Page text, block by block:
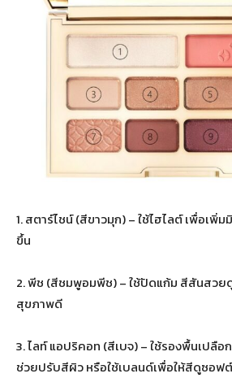
1. สตาร์ไชน์ (สีขาวมุก) – ใช้ไฮไลต์ เพื่อเพิ่
ขึ้น
2. พีช (สีชมพูอมพีช) – ใช้ปัดแก้ม สีสันสวย
สุขภาพดี
3. ไลท์ แอปริคอท (สีเบจ) – ใช้รองพื้นเปลื
ช่วยปรับสีผิว หรือใช้เบลนด์เพื่อให้สีดูซอฟ